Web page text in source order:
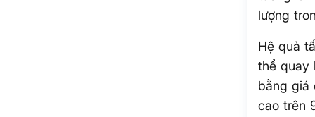
lượng
Hệ quả
thể quay
bằng giá
cao trên